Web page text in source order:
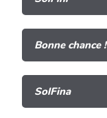
Bonne chance !
SolFina